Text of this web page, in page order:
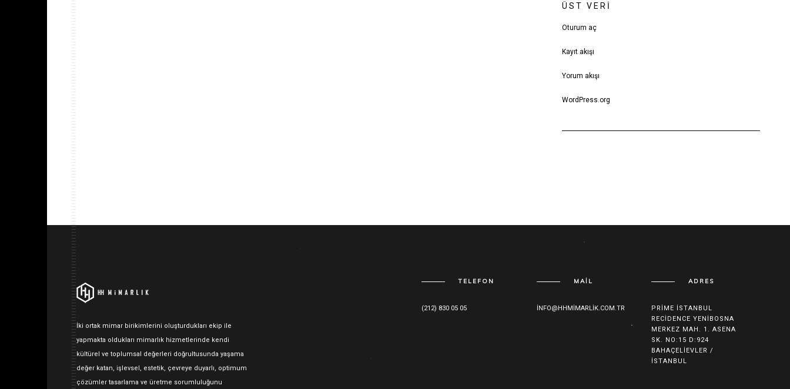
ÜST VERI
Oturum aç
Kayıt akışı
Yorum akışı
WordPress.org
İki ortak mimar birikimlerini oluşturdukları ekip ile
yapmakta oldukları mimarlık hizmetlerinde kendi
kültürel ve toplumsal değerleri doğrultusunda yaşama
değer katan, işlevsel, estetik, çevreye duyarlı, optimum
çözümler tasarlama ve üretme sorumluluğunu
TELEFON
(212) 830 05 05
MAIL
INFO@HHMIMARLIK.COM.TR
ADRES
PRIME İSTANBUL
RECIDENCE YENIBOSNA
MERKEZ MAH. 1. ASENA
SK. NO:15 D:924
BAHAÇELIEVLER /
İSTANBUL